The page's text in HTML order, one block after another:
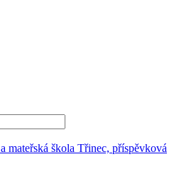
a mateřská škola Třinec, příspěvková